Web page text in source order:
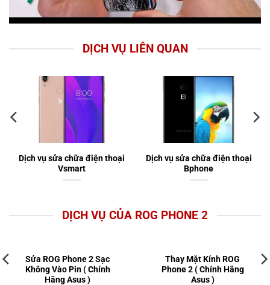
DỊCH VỤ LIÊN QUAN
Dịch vụ sửa chữa điện thoại
Vsmart
Dịch vụ sửa chữa điện thoại
Bphone
DỊCH VỤ CỦA ROG PHONE 2
Sửa ROG Phone 2 Sạc
Không Vào Pin ( Chính
Hãng Asus )
Thay Mặt Kính ROG
Phone 2 ( Chính Hãng
Asus )